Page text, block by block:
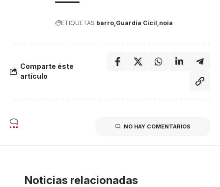
ETIQUETAS barro Guardia Cicil noia
Comparte éste
artículo
NO HAY COMENTARIOS
Noticias relacionadas